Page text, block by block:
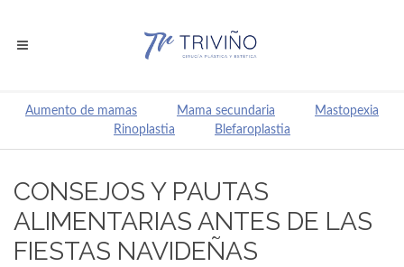
Aumento de mamas Mama secundaria
Mastopexia
Rinoplastia
Blefaroplastia
CONSEJOS Y PAUTAS
ALIMENTARIAS ANTES DE LAS
FIESTAS NAVIDEÑAS